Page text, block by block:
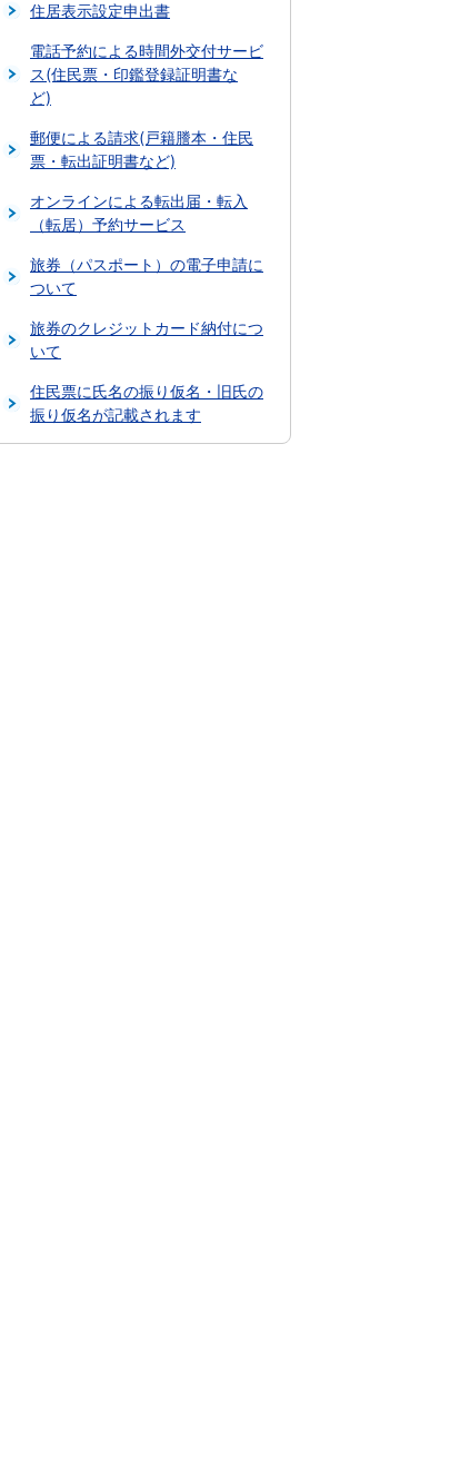
住居表示設定申出書
電話予約による時間外交付サービ
ス(住民票・印鑑登録証明書な
ど)
郵便による請求(戸籍謄本・住民
票・転出証明書など)
オンラインによる転出届・転入
（転居）予約サービス
旅券（パスポート）の電子申請に
ついて
旅券のクレジットカード納付につ
いて
住民票に氏名の振り仮名・旧氏の
振り仮名が記載されます